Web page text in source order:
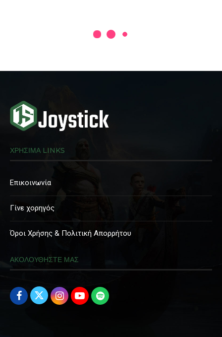
ΧΡΗΣΙΜΑ LINKS
Επικοινωνία
Γίνε χορηγός
Όροι Χρήσης & Πολιτική Απορρήτου
ΑΚΟΛΟΥΘΗΣΤΕ ΜΑΣ